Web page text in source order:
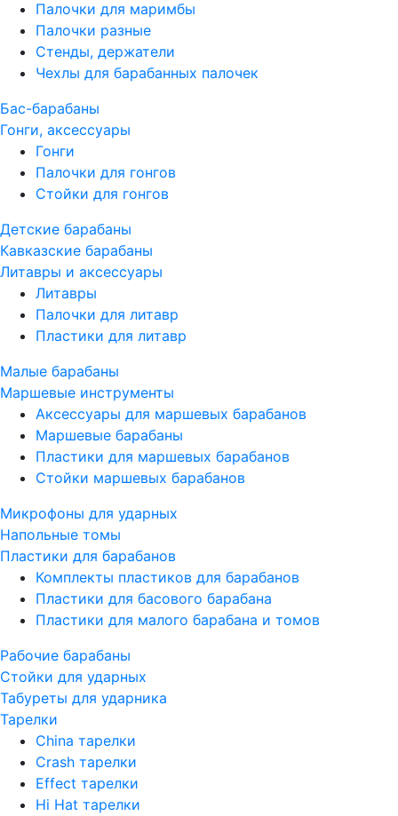
Палочки для маримбы
Палочки разные
Стенды, держатели
Чехлы для барабанных палочек
Бас-барабаны
Гонги, аксессуары
Гонги
Палочки для гонгов
Стойки для гонгов
Детские барабаны
Кавказские барабаны
Литавры и аксессуары
Литавры
Палочки для литавр
Пластики для литавр
Малые барабаны
Маршевые инструменты
Аксессуары для маршевых барабанов
Маршевые барабаны
Пластики для маршевых барабанов
Стойки маршевых барабанов
Микрофоны для ударных
Напольные томы
Пластики для барабанов
Комплекты пластиков для барабанов
Пластики для басового барабана
Пластики для малого барабана и томов
Рабочие барабаны
Стойки для ударных
Табуреты для ударника
Тарелки
China тарелки
Crash тарелки
Effect тарелки
Hi Hat тарелки